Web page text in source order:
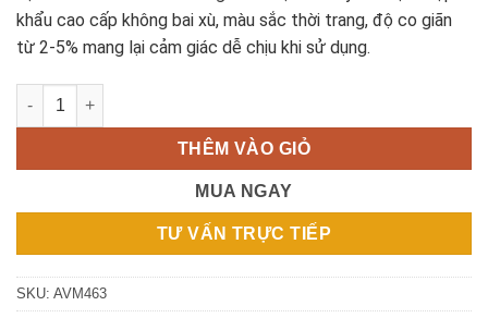
khẩu cao cấp không bai xù, màu sắc thời trang, độ co giãn
từ 2-5% mang lại cảm giác dễ chịu khi sử dụng.
ÁO VEST HỒNG CARO AVM463 số lượng
THÊM VÀO GIỎ
MUA NGAY
TƯ VẤN TRỰC TIẾP
SKU: AVM463